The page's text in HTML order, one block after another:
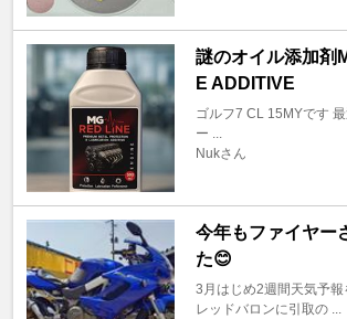
謎のオイル添加剤
E ADDITIVE
ゴルフ7 CL 15MYです
ー ...
Nukさん
今年もファイヤー
た😊
3月はじめ2週間天気予報
レッドバロンに引取の ...